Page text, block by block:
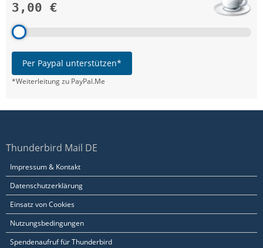
3,00 €
Per Paypal unterstützen*
*Weiterleitung zu PayPal.Me
Thunderbird Mail DE
Impressum & Kontakt
Datenschutzerklärung
Einsatz von Cookies
Nutzungsbedingungen
Spendenaufruf für Thunderbird